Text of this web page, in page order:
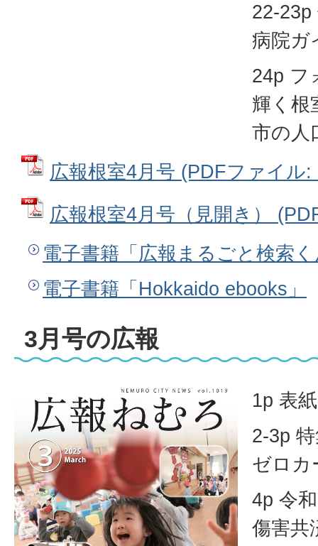
22-23p
病院ガ
24p フ
輝く根
市の人
広報根室4月号 (PDFファイル:
広報根室4月号（見開き）
電子書籍「広報まるごと検索
電子書籍「Hokkaido ebooks」
3月号の広報
1p 表
2-3p
ゼロカ
4p 令
傷害共